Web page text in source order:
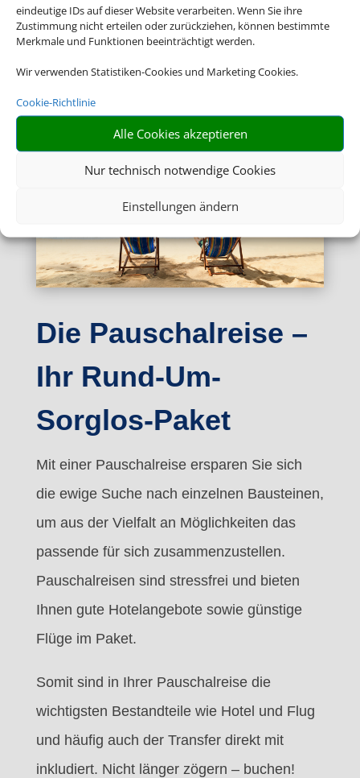
eindeutige IDs auf dieser Website verarbeiten. Wenn Sie ihre
Zustimmung nicht erteilen oder zurückziehen, können bestimmte
Merkmale und Funktionen beeinträchtigt werden.
Wir verwenden Statistiken-Cookies und Marketing Cookies.
Cookie-Richtlinie
Alle Cookies akzeptieren
Nur technisch notwendige Cookies
Einstellungen ändern
Die Pauschalreise –
Ihr Rund-Um-
Sorglos-Paket
Mit einer Pauschalreise ersparen Sie sich
die ewige Suche nach einzelnen Bausteinen,
um aus der Vielfalt an Möglichkeiten das
passende für sich zusammenzustellen.
Pauschalreisen sind stressfrei und bieten
Ihnen gute Hotelangebote sowie günstige
Flüge im Paket.
Somit sind in Ihrer Pauschalreise die
wichtigsten Bestandteile wie Hotel und Flug
und häufig auch der Transfer direkt mit
inkludiert. Nicht länger zögern – buchen!